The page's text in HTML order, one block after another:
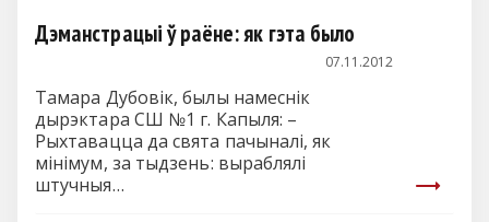
Дэманстрацыі ў раёне: як гэта было
07.11.2012
Тамара Дубовік, былы намеснік
дырэктара СШ №1 г. Капыля: –
Рыхтавацца да свята пачыналі, як
мінімум, за тыдзень: выраблялі
штучныя…